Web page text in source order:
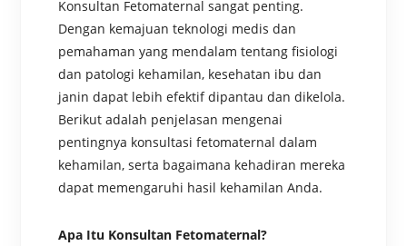
Konsultan Fetomaternal sangat penting.
Dengan kemajuan teknologi medis dan
pemahaman yang mendalam tentang fisiologi
dan patologi kehamilan, kesehatan ibu dan
janin dapat lebih efektif dipantau dan dikelola.
Berikut adalah penjelasan mengenai
pentingnya konsultasi fetomaternal dalam
kehamilan, serta bagaimana kehadiran mereka
dapat memengaruhi hasil kehamilan Anda.
Apa Itu Konsultan Fetomaternal?